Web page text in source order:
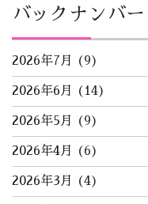
バックナンバー
2026年7月 (9)
2026年6月 (14)
2026年5月 (9)
2026年4月 (6)
2026年3月 (4)